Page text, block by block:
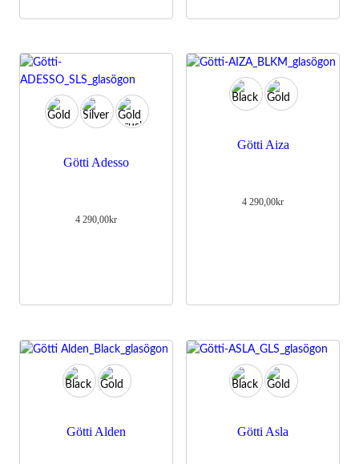
Götti Adesso
4 290,00kr
Götti Aiza
4 290,00kr
Götti Alden Götti Asla